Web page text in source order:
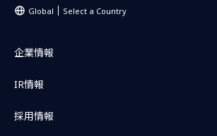
Global Select a Country
企業情報
IR情報
採用情報